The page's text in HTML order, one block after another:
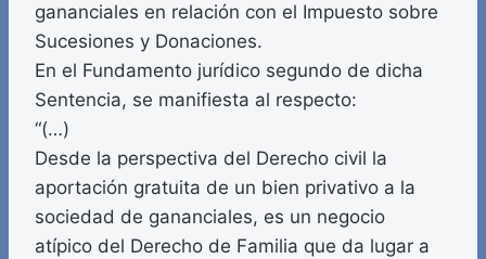
gananciales en relación con el Impuesto sobre
Sucesiones y Donaciones.
En el Fundamento jurídico segundo de dicha
Sentencia, se manifiesta al respecto:
“(…)
Desde la perspectiva del Derecho civil la
aportación gratuita de un bien privativo a la
sociedad de gananciales, es un negocio
atípico del Derecho de Familia que da lugar a